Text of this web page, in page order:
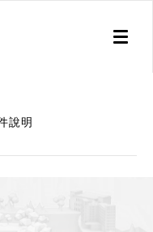
Toggle
說明